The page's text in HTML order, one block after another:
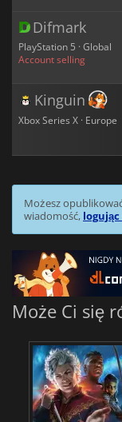
Difmark
PlayStation 5 · Global
Account selling
Kinguin
Xbox Series X · Europe
Możesz
wiadomość, logując
Może Ci się